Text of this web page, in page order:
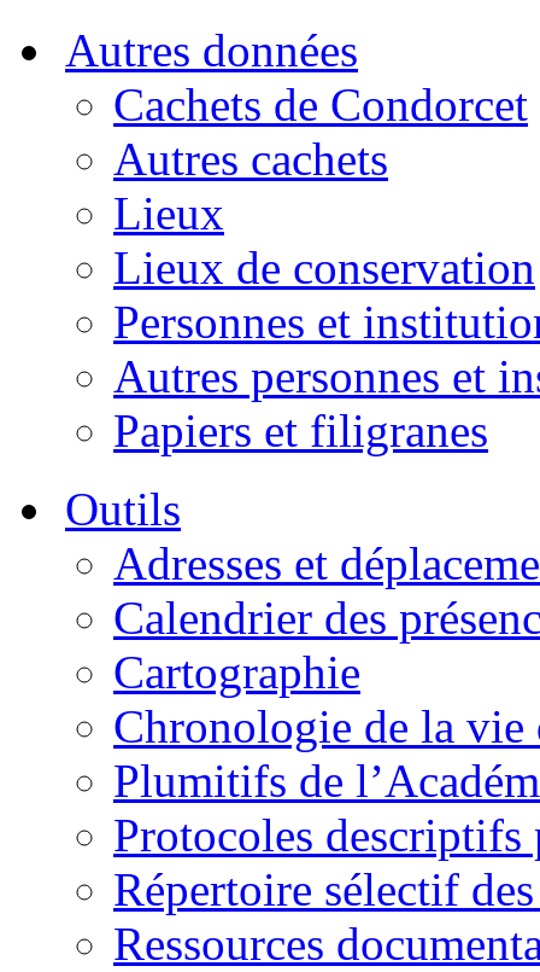
Autres données
Cachets de Condorcet
Autres cachets
Lieux
Lieux de conservation
Personnes et
Autres personnes et
Papiers et filigranes
Outils
Adresses et
Calendrier des
Cartographie
Chronologie de la vie
Plumitifs de
Protocoles descriptifs
Répertoire sélectif
Ressources